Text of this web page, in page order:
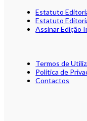
Estatuto
Estatuto
Assinar Edição
Termos de
Política de
Contactos